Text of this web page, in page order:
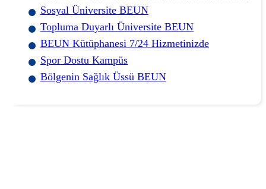
Sosyal Üniversite BEUN
Topluma Duyarlı Üniversite BEUN
BEUN Kütüphanesi 7/24 Hizmetinizde
Spor Dostu Kampüs
Bölgenin Sağlık Üssü BEUN